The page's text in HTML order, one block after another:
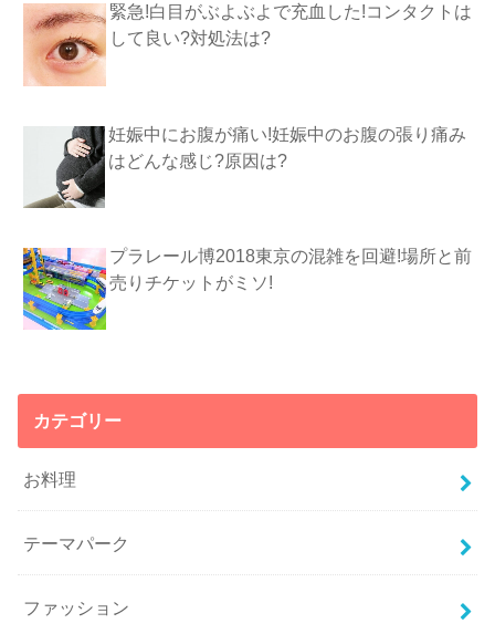
緊急!白目がぶよぶよで充血した!コンタクトは
して良い?対処法は?
妊娠中にお腹が痛い!妊娠中のお腹の張り痛み
はどんな感じ?原因は?
プラレール博2018東京の混雑を回避!場所と前
売りチケットがミソ!
カテゴリー
お料理
テーマパーク
ファッション